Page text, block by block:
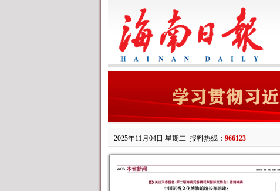
2025年11月04日 星期二 报料热线： 966123